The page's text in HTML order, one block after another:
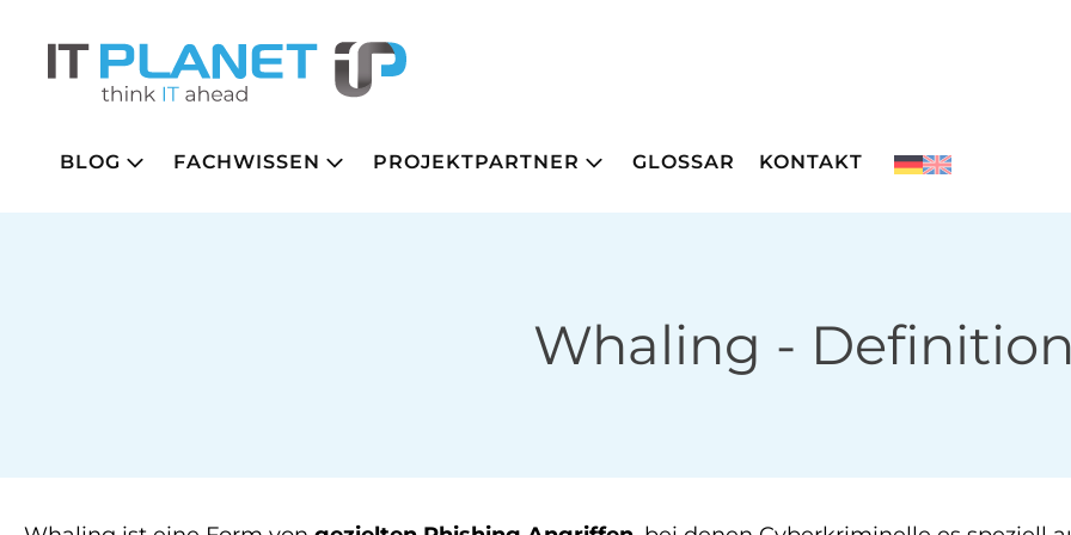
BLOG FACHWISSEN PROJEKTPARTNER GLOSSAR KONTAKT
Whaling - Definition